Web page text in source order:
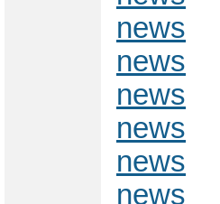
news
news
news
news
news
news